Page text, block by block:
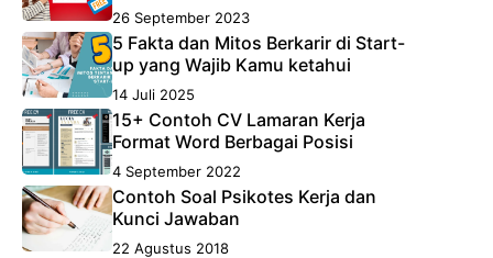
26 September 2023
5 Fakta dan Mitos Berkarir di Start-
up yang Wajib Kamu ketahui
14 Juli 2025
15+ Contoh CV Lamaran Kerja
Format Word Berbagai Posisi
4 September 2022
Contoh Soal Psikotes Kerja dan
Kunci Jawaban
22 Agustus 2018